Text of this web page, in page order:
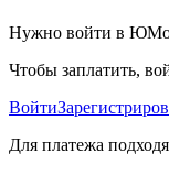
Нужно войти в
Чтобы заплатить,
Войти
Для платежа